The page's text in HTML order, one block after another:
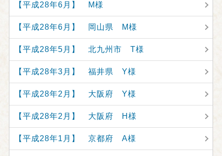
【平成28年6月】 M様
【平成28年6月】 岡山県 M様
【平成28年5月】 北九州市 T様
【平成28年3月】 福井県 Y様
【平成28年2月】 大阪府 Y様
【平成28年2月】 大阪府 H様
【平成28年1月】 京都府 A様